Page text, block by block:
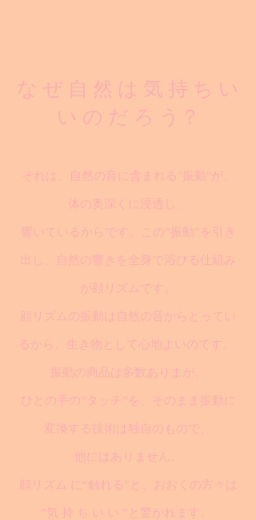
な ぜ 自 然 は 気 持 ち い
い の だ ろ う？
それは、自然の音に含まれる"振動"が、
体の奥深くに浸透し、
響いているからです。この”振動”を引き
出し、自然の響きを全身で浴びる仕組み
が顔リズムです。
顔リズムの振動は自然の音からとってい
るから、生き物として心地よいのです。
振動の商品は多数ありまが、
ひとの手の”タッチ”を、そのまま振動に
変換する技術は独自のもので、
他にはありません。
顔リズム に“触れる”と、おおくの方々は
”気 持 ち い い ”と驚かれます。